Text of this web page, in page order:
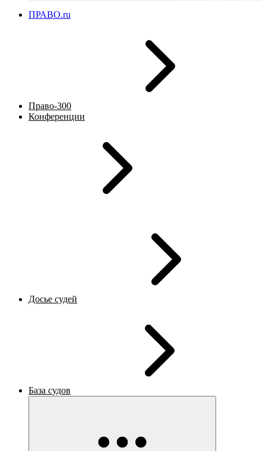
ПРАВО.ru
Право-300
Конференции
Досье судей
База судов